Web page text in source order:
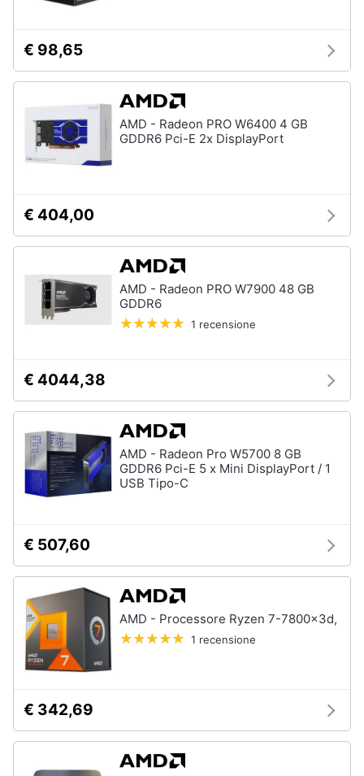
Arredo
Brico
e
Giardinaggio
e
igiene
Beauty
Giocattoli
infanzia
Casalinghi
Sport
Animali
Motori
cd
dvd
€ 98,65
AMD - Radeon PRO W6400 4 GB
GDDR6 Pci-E 2x DisplayPort
€ 404,00
AMD - Radeon PRO W7900 48 GB
GDDR6
1 recensione
€ 4044,38
AMD - Radeon Pro W5700 8 GB
GDDR6 Pci-E 5 x Mini DisplayPort / 1
USB Tipo-C
€ 507,60
AMD - Processore Ryzen 7-7800x3d,
1 recensione
€ 342,69